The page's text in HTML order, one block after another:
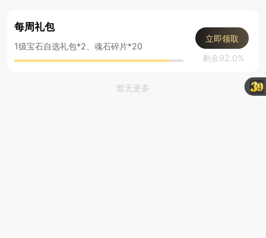
每周礼包
1级宝石自选礼包*2、魂石碎片*20
立即领取
剩余92.0%
暂无更多